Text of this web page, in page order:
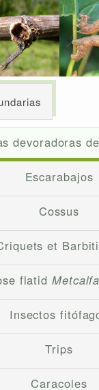
devoradoras
Escarabajos
Cossus
et
flatid
Insectos
Trips
Caracoles